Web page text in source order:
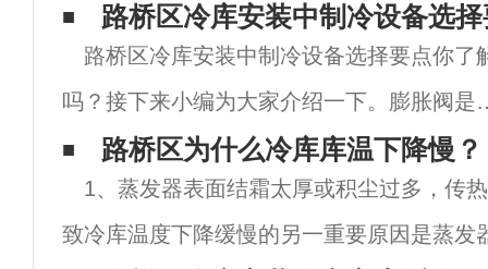
路桥区冷库安装中制冷设备选
路桥区冷库安装中制冷设备选择要点你了
吗？接下来小编为大家介绍一下。膨胀阀是
冷系统的瓶颈，其选择至关重要。毫不夸张
说，一个系统能否正常地工作起着决定性的
用。北京冷库常见的膨胀阀分为内平衡阀和
路桥区为什么冷库库温下降慢？
1、蒸发器表面结霜太厚或积尘过多，传
致冷库温度下降缓慢的另一重要原因是蒸发